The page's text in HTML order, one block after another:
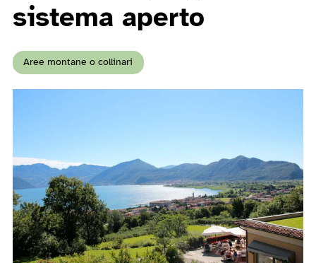
sistema aperto
Aree montane o collinari